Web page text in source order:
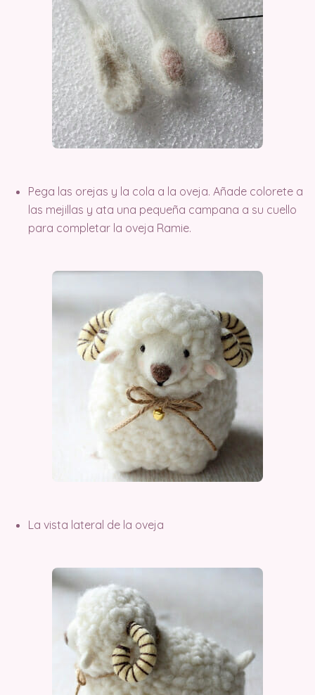
Pega las orejas y la cola a la oveja. Añade colorete a
las mejillas y ata una pequeña campana a su cuello
para completar la oveja Ramie.
La vista lateral de la oveja